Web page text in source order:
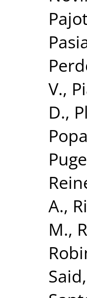
V.,
D.,
A.,
M.,